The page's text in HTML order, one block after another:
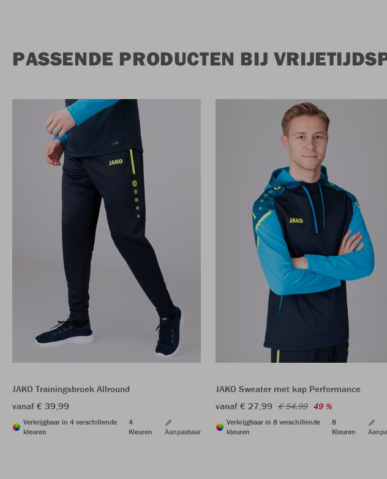
PASSENDE PRODUCTEN BIJ
JAKO Trainingsbroek Allround
vanaf € 39,99
Verkrijgbaar in 4 verschillende
kleuren
4
Kleuren
Aanpasbaar
JAKO Sweater met kap Performance
vanaf € 27,99 € 54,99 49 %
Verkrijgbaar in 8 verschillende
kleuren
8
Kleuren